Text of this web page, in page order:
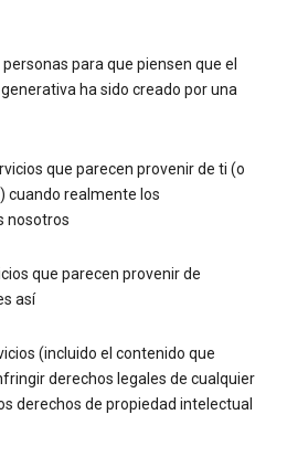
para que piensen que el
ha sido creado por una
que parecen provenir de ti (o
cuando realmente los
nosotros
que parecen provenir de
así
(incluido el contenido que
derechos legales de cualquier
derechos de propiedad intelectual